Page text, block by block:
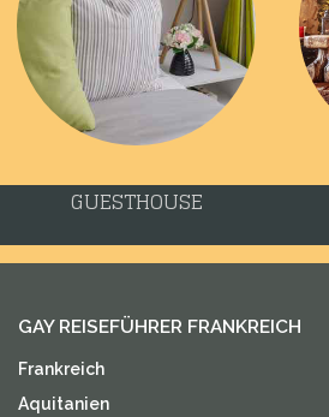
GUESTHOUSE
GAY REISEFÜHRER FRANKREICH
Frankreich
Aquitanien